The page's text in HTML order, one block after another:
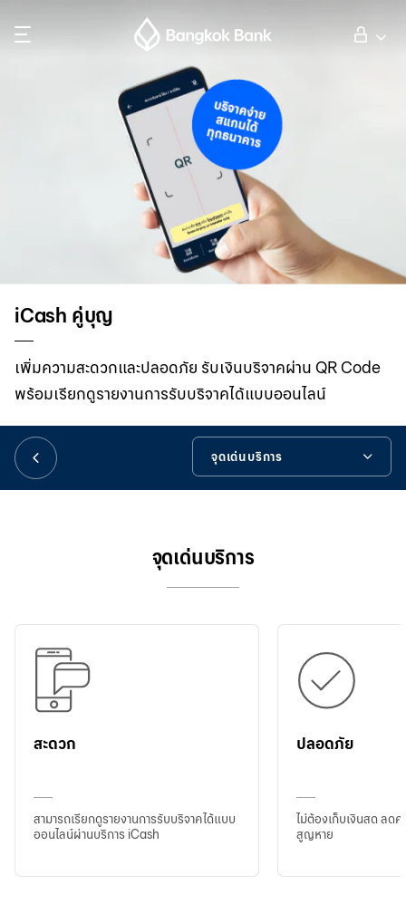
กิจการธนาคารต่างประเทศ
นักลงทุนสัมพันธ์
เกี่ยวกับธนาคารกรุงเทพ
日本語
iCash คู่บุญ
เพิ่มความสะดวกและปลอดภัย รับเงินบริจาคผ่าน QR Code
พร้อมเรียกดูรายงานการรับบริจาคได้แบบออนไลน์
จุดเด่นบริการ
ข้อมูลเพิ่มเติม
รายชื่อหน่วยรับบริจาค
คำถามที่พบบ่อย
เครื่องมือช่วยเหลือ
จุดเด่นบริการ
สะดวก
สามารถเรียกดูรายงานการรับบริจาคได้แบบ
ออนไลน์ผ่านบริการ iCash
ปลอดภัย
ไม่ต้องเก็บเงินสด ลดค
สูญหาย